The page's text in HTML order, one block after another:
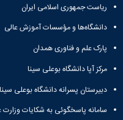
ریاست جمهوری اسلامی ایران
دانشگاه‌ها و مؤسسات آموزش عالی
پارک علم و فناوری همدان
مرکز آپا دانشگاه بوعلی سینا
دبیرستان پسرانه دانشگاه بوعلی سینا
سامانه پاسخگوئی به شکایات